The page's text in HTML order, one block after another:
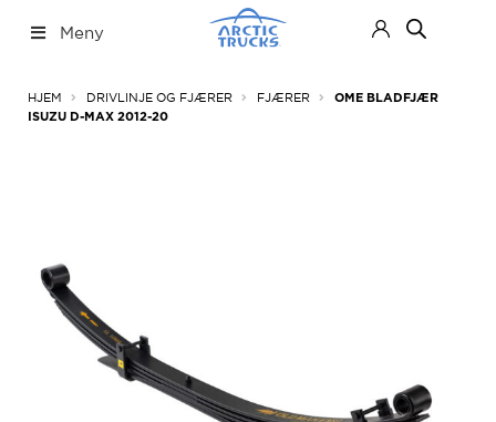
til
til
Meny
HJEM DRIVLINJE OG FJÆRER FJÆRER
OME BLADFJÆR
ISUZU D-MAX 2012-20